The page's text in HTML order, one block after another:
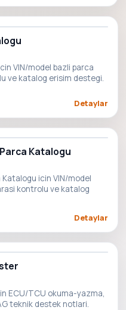
VIN/model bazli parca
ve katalog erisim destegi.
Detaylar
Katalogu
icin VIN/model
kontrolu ve katalog
Detaylar
ECU/TCU okuma-yazma,
teknik destek notlari.